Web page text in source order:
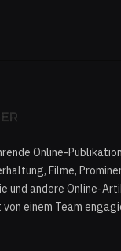
Online-
Filme,
und andere Online-
einem Team